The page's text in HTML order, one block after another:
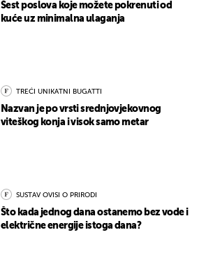
Šest poslova koje možete pokrenuti od
kuće uz minimalna ulaganja
TREĆI UNIKATNI BUGATTI
Nazvan je po vrsti srednjovjekovnog
viteškog konja i visok samo metar
SUSTAV OVISI O PRIRODI
Što kada jednog dana ostanemo bez vode i
električne energije istoga dana?